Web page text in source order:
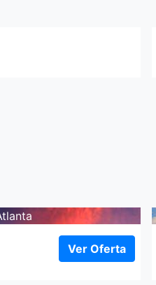
Ver Oferta